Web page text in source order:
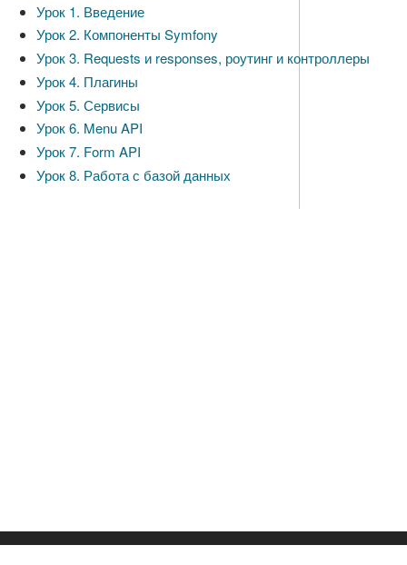
Урок 1. Введение
Урок 2. Компоненты Symfony
Урок 3. Requests и responses, роутинг и контроллеры
Урок 4. Плагины
Урок 5. Сервисы
Урок 6. Menu API
Урок 7. Form API
Урок 8. Работа с базой данных